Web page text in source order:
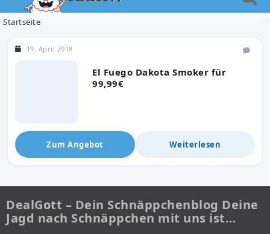
Startseite
El Fuego Dakota Smoker für
99,99€
19. April 2018
Zum Angebot Weiterlesen
DealGott – Dein Schnäppchenblog Deine
Jagd nach Schnäppchen mit uns ist…